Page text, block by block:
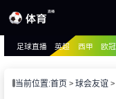
播
足球直播 英超 西甲 欧冠
当前位置:首页 球会友谊